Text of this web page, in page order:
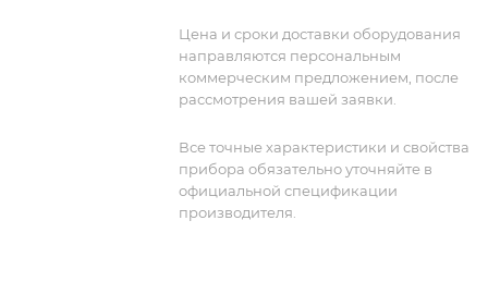
оборудования. MS2830A-078 - вариант
расширенной полосой анализа до 125
МГц, который требует установки
дополнительных опций MS2830A-006,
Цена и сроки доставки оборудования
направляются персональным
коммерческим предложением, после
рассмотрения вашей заявки.
Все точные характеристики и свойства
прибора обязательно уточняйте в
официальной спецификации
производителя.